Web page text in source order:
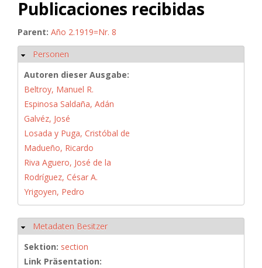
Publicaciones recibidas
Parent: Año 2.1919=Nr. 8
Hide
Personen
Autoren dieser Ausgabe:
Beltroy, Manuel R.
Espinosa Saldaña, Adán
Galvéz, José
Losada y Puga, Cristóbal de
Madueño, Ricardo
Riva Aguero, José de la
Rodríguez, César A.
Yrigoyen, Pedro
Hide
Metadaten Besitzer
Sektion: section
Link Präsentation: